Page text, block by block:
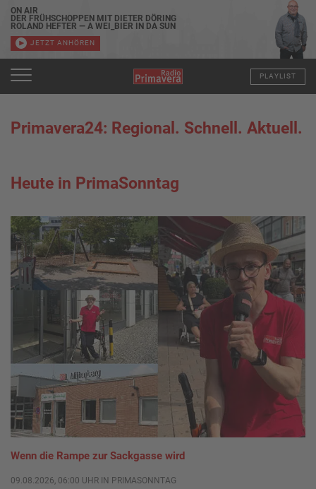
ON AIR
DER FRÜHSCHOPPEN MIT DIETER DÖRING
ROLAND HEFTER — A WEI_BIER IN DA SUN
JETZT ANHÖREN
PLAYLIST
Primavera24: Regional. Schnell. Aktuell.
Heute in PrimaSonntag
Wenn die Rampe zur Sackgasse wird
09.08.2026, 06:00 UHR IN PRIMASONNTAG